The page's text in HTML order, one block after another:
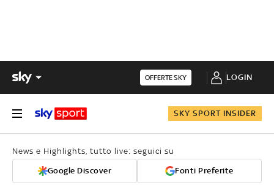
OFFERTE SKY LOGIN
SKY SPORT INSIDER
News e Highlights, tutto live: seguici su
Google Discover Fonti Preferite